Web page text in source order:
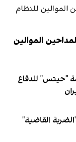
الموالين
"حيتس" للدفاع
القاضية"